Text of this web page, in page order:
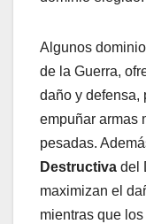
Algunos
de la Guerra,
daño y defensa,
empuñar armas
pesadas.
Destructiva del
maximizan el
mientras que